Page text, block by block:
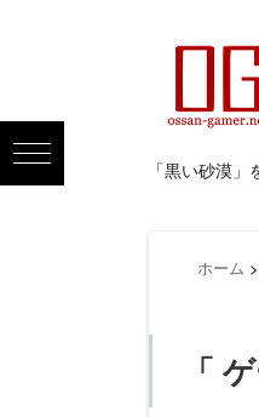
「黒い砂漠
ホーム >
「